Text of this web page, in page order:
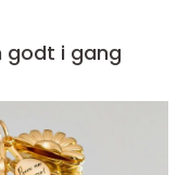
godt i gang